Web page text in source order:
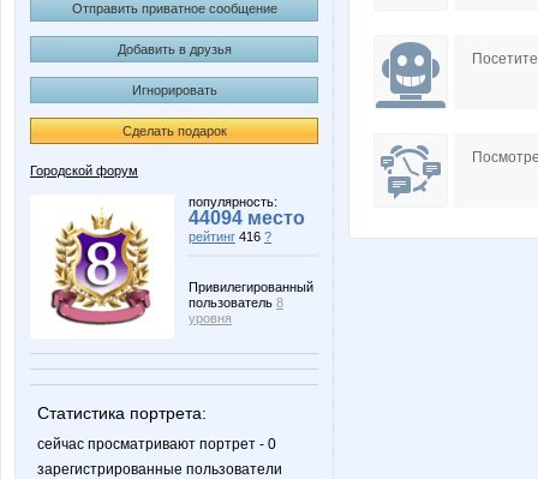
Отправить приватное сообщение
Добавить в друзья
Игнорировать
Сделать подарок
Городской форум
популярность:
44094 место
рейтинг 416 ?
Привилегированный
пользователь 8
уровня
Статистика портрета:
сейчас просматривают портрет - 0
зарегистрированные пользователи